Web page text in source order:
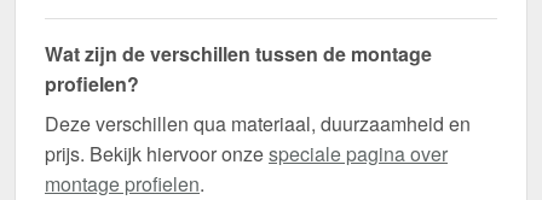
Wat zijn de verschillen tussen de montage
profielen?
Deze verschillen qua materiaal, duurzaamheid en
prijs. Bekijk hiervoor onzespeciale pagina over
montage profielen.